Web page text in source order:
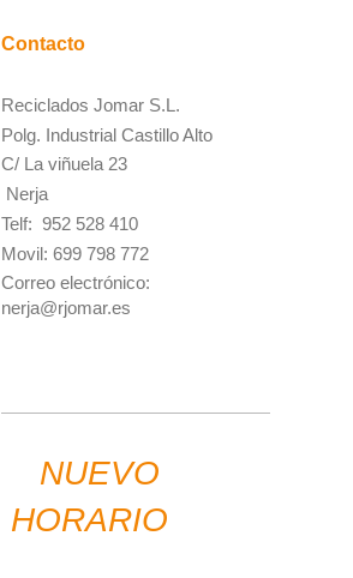
Contacto
Reciclados Jomar S.L.
Polg. Industrial Castillo Alto
C/ La viñuela 23
Nerja
Telf: 952 528 410
Movil: 699 798 772
Correo electrónico:
nerja@rjomar.es
NUEVO
HORARIO